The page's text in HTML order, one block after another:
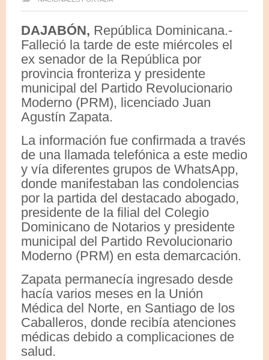
DAJABÓN, República Dominicana.-
Falleció la tarde de este miércoles el
ex senador de la República por
provincia fronteriza y presidente
municipal del Partido Revolucionario
Moderno (PRM), licenciado Juan
Agustín Zapata.
La información fue confirmada a través
de una llamada telefónica a este medio
y vía diferentes grupos de WhatsApp,
donde manifestaban las condolencias
por la partida del destacado abogado,
presidente de la filial del Colegio
Dominicano de Notarios y presidente
municipal del Partido Revolucionario
Moderno (PRM) en esta demarcación.
Zapata permanecía ingresado desde
hacía varios meses en la Unión
Médica del Norte, en Santiago de los
Caballeros, donde recibía atenciones
médicas debido a complicaciones de
salud.